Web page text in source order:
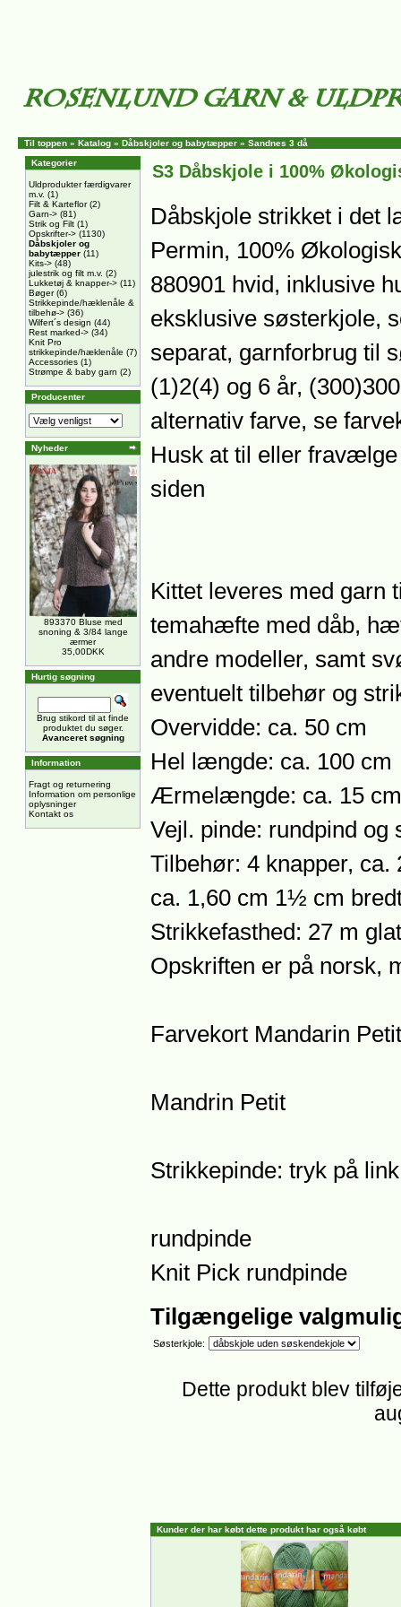
Til toppen » Katalog » Dåbskjoler og babytæpper » Sandnes 3 då
Kategorier
Uldprodukter færdigvarer
m.v. (1)
Filt & Karteflor(2)
Garn-> (81)
Strik og Filt (1)
Opskrifter-> (1130)
Dåbskjoler og
babytæpper (11)
Kits-> (48)
julestrik og filt m.v. (2)
Lukketøj & knapper-> (11)
Bøger(6)
Strikkepinde/hæklenåle &
tilbehø-> (36)
Wilfert´s design (44)
Rest marked-> (34)
Knit Pro
strikkepinde/hæklenåle (7)
Accessories (1)
Strømpe & baby garn (2)
Producenter
Nyheder
893370 Bluse med
snoning & 3/84 lange
ærmer
35,00DKK
Hurtig søgning
Brug stikord til at finde
produktet du søger.
Avanceret søgning
Information
Fragt og returnering
Information om personlige
oplysninger
Kontakt os
S3 Dåbskjole i 100%
Dåbskjole strikket i det
Permin, 100%
880901 hvid, inklusive
eksklusive søsterkjole,
separat, garnforbrug til
(1)2(4) og 6 år,
alternativ farve, se
Husk at til eller
siden
Kittet leveres med garn
temahæfte med dåb,
andre modeller, samt
eventuelt tilbehør og
Overvidde: ca. 50 cm
Hel længde: ca. 100 cm
Ærmelængde: ca. 15 cm
Vejl. pinde: rundpind
Tilbehør: 4 knapper, ca.
ca. 1,60 cm 1½ cm
Strikkefasthed: 27 m
Opskriften er på norsk,
Farvekort Mandarin
Mandrin Petit
Strikkepinde: tryk på
rundpinde
Knit Pick rundpinde
Tilgængelige
Søsterkjole:
Dette produkt blev
Kunder der har købt dette produkt har også købt